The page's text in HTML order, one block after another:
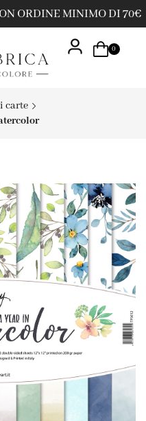
ORDINE MINIMO DI 70€
0
carte